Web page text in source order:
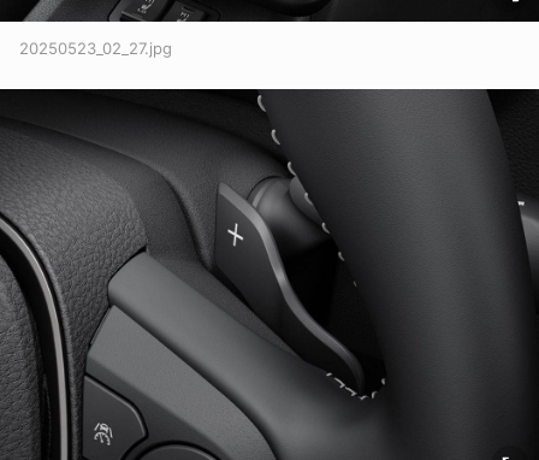
20250523_02_27.jpg